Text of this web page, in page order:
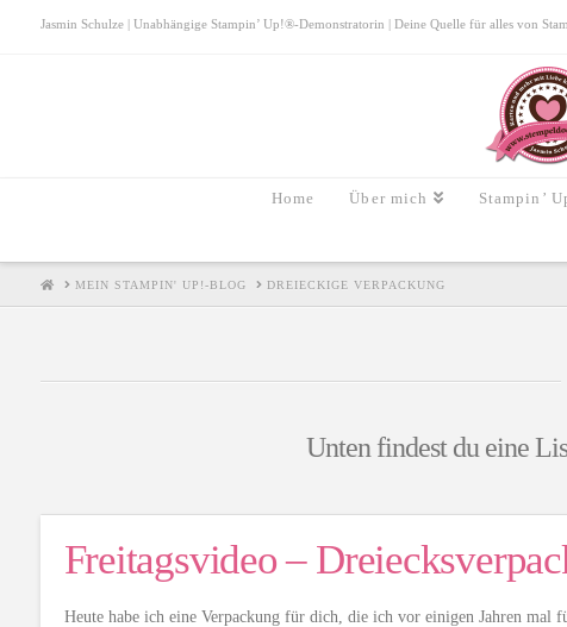
Jasmin Schulze | Unabhängige Stampin’ Up!®-Demonstratorin | Deine Quelle für alles von
Home Über mich Stampin’
HOMEMEIN STAMPIN' UP!-BLOG DREIECKIGE VERPACKUNG
Unten findest du eine
Freitagsvideo –
Heute habe ich eine Verpackung für dich, die ich vor einigen Jahren mal